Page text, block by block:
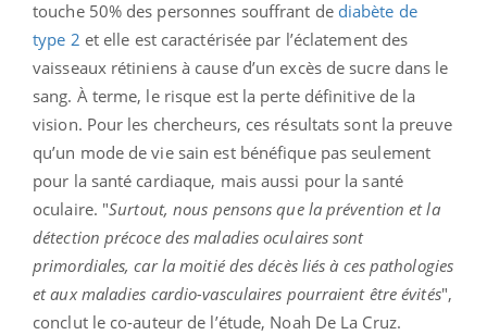
touche 50% des personnes souffrant de diabète de
type 2 et elle est caractérisée par l’éclatement des
vaisseaux rétiniens à cause d’un excès de sucre dans le
sang. À terme, le risque est la perte définitive de la
vision. Pour les chercheurs, ces résultats sont la preuve
qu’un mode de vie sain est bénéfique pas seulement
pour la santé cardiaque, mais aussi pour la santé
oculaire. "Surtout, nous pensons que la prévention et la
détection précoce des maladies oculaires sont
primordiales, car la moitié des décès liés à ces pathologies
et aux maladies cardio-vasculaires pourraient être évités",
conclut le co-auteur de l’étude, Noah De La Cruz.